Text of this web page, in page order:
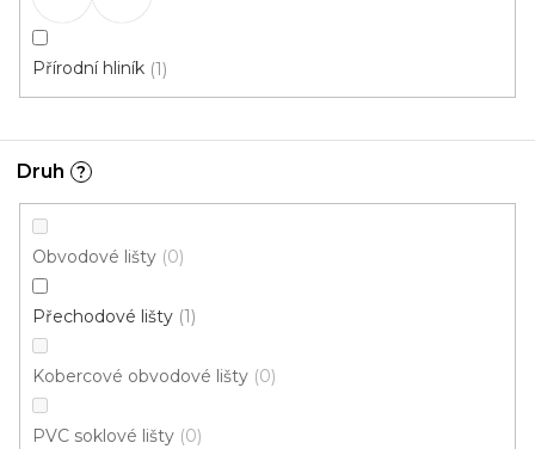
Přírodní hliník 1
Druh ?
Obvodové lišty 0
Přechodové lišty 1
Kobercové obvodové lišty 0
PVC soklové lišty 0
E-mail
Přihlášením souhlasíte se
údajů